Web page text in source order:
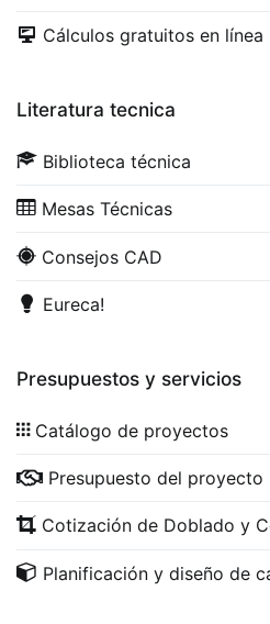
Cálculos gratuitos en línea
Literatura tecnica
Biblioteca técnica
Mesas Técnicas
Consejos CAD
Eureca!
Presupuestos y servicios
Catálogo de proyectos
Presupuesto del proyecto
Cotización de Doblado y
Planificación y diseño de